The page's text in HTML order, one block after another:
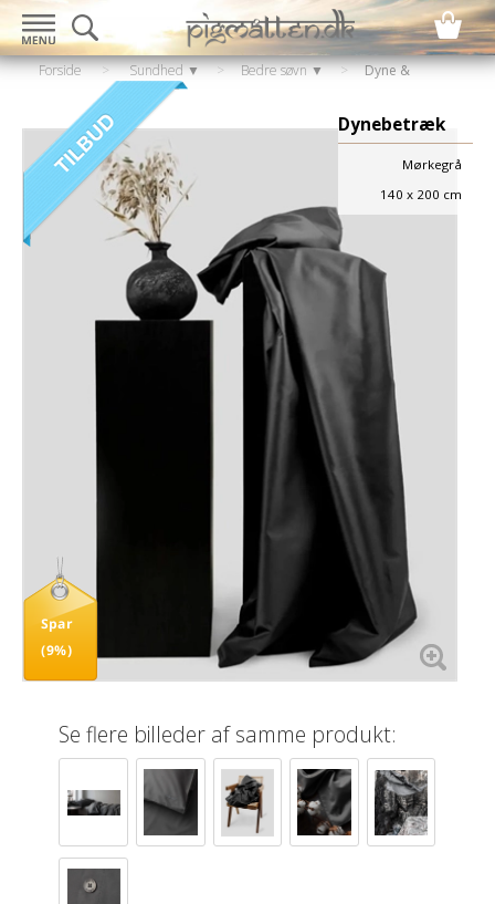
Forside > Sundhed ▼ > Bedre søvn ▼ >
Dyne &
pudebetræk
Dynebetræk
Mørkegrå
140 x 200 cm
Spar
(9%)
Se flere billeder af samme produkt: